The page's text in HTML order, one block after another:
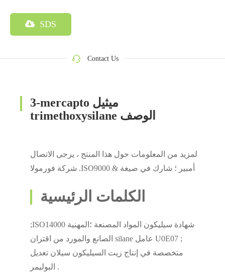
SDS
Contact Us
3-mercapto ميثيل
trimethoxysilane الوصف
لمزيد من المعلومات حول هذا المنتج ، يرجى الاتصال
شركة فورمولا .ISO9000 & أمبير ؛ شارك في صيغة
الكلمات الرئيسية
;ISO14000 شهادة سيليكون المواد المصنعة ؛المهنية
الصانع والمورد من اقتران silane عامل U0E07 ;
متخصصة في إنتاج زيت السيليكون سيلان تعديل
البوليمر .